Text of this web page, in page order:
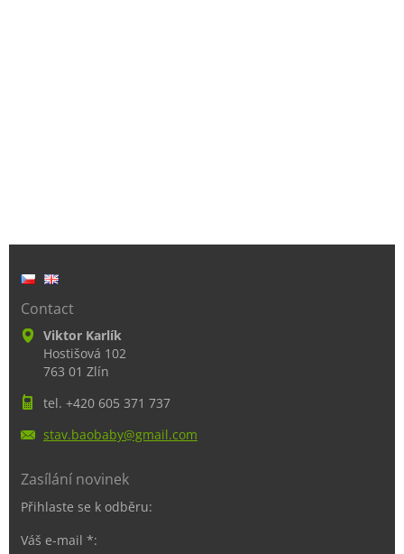
Contact
Viktor Karlík
Hostišová 102
763 01 Zlín
tel. +420 605 371 737
stav.baobaby@gmail.com
Zasílání novinek
Přihlaste se k odběru:
Váš e-mail *: